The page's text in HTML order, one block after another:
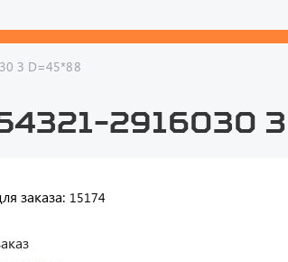
З D=45*88
2916030 З
заказа: 15174